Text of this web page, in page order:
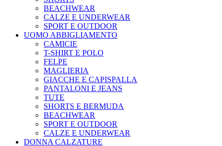
BEACHWEAR
CALZE E UNDERWEAR
SPORT E OUTDOOR
UOMO ABBIGLIAMENTO
CAMICIE
T-SHIRT E POLO
FELPE
MAGLIERIA
GIACCHE E CAPISPALLA
PANTALONI E JEANS
TUTE
SHORTS E BERMUDA
BEACHWEAR
SPORT E OUTDOOR
CALZE E UNDERWEAR
DONNA CALZATURE